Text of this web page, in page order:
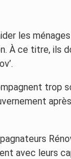
les
À ce titre, ils
trop
avec leurs